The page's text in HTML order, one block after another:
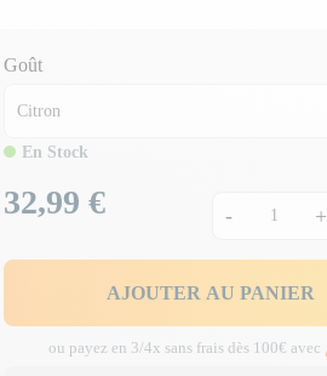
Goût
En Stock
Prix
32,99 € - +
AJOUTER AU PANIER
ou payez en 3/4x sans frais dès 100€ avec